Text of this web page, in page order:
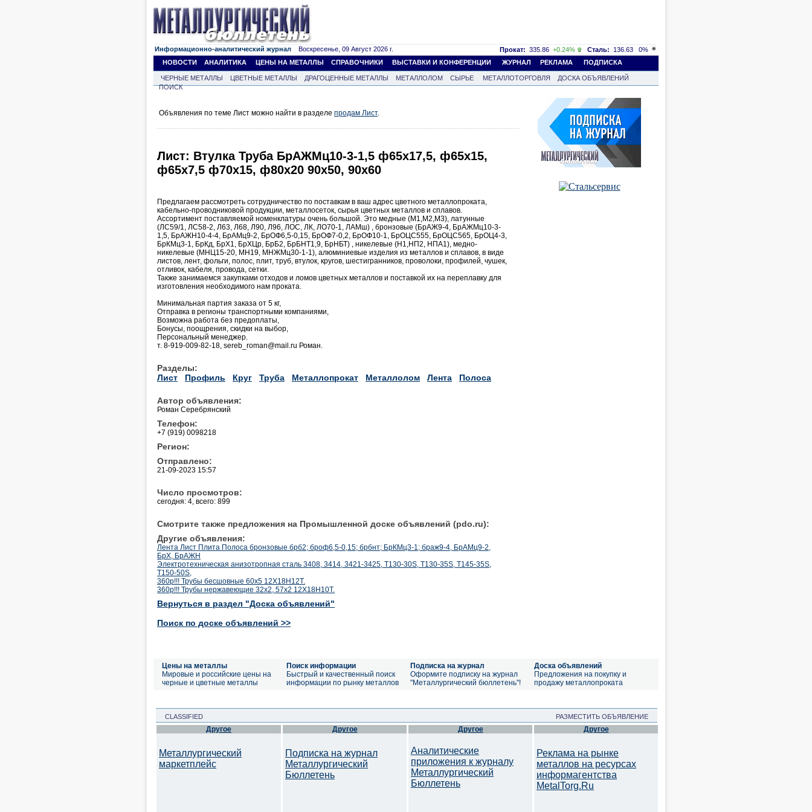
Информационно-аналитический журнал Воскресенье, 09 Август 2026 г. Прокат: 335.86 +0.24% Сталь: 136.63
0%
НОВОСТИ
АНАЛИТИКА ЦЕНЫ НА МЕТАЛЛЫ СПРАВОЧНИКИ ВЫСТАВКИ И КОНФЕРЕНЦИИ ЖУРНАЛ РЕКЛАМА ПОДПИСКА
ЧЕРНЫЕ МЕТАЛЛЫ ЦВЕТНЫЕ МЕТАЛЛЫ ДРАГОЦЕННЫЕ МЕТАЛЛЫ МЕТАЛЛОЛОМ СЫРЬЕ МЕТАЛЛОТОРГОВЛЯ
ДОСКА ОБЪЯВЛЕНИЙ
ПОИСК
Объявления по теме Лист можно найти в разделе продам Лист.
Лист: Втулка Труба БрАЖМц10-3-1,5 ф65х17,5, ф65х15,
ф65х7,5 ф70х15, ф80х20 90х50, 90х60
Предлагаем рассмотреть сотрудничество по поставкам в ваш адрес цветного металлопроката,
кабельно-проводниковой продукции, металлосеток, сырья цветных металлов и сплавов.
Ассортимент поставляемой номенклатуры очень большой. Это медные (М1,М2,М3), латунные
(ЛС59/1, ЛС58-2, Л63, Л68, Л90, Л96, ЛОС, ЛК, ЛО70-1, ЛАМш) , бронзовые (БрАЖ9-4, БрАЖМц10-3-
1,5, БрАЖН10-4-4, БрАМц9-2, БрОФ6,5-0,15, БрОФ7-0,2, БрОФ10-1, БрОЦС555, БрОЦС565, БрОЦ4-3,
БрКМц3-1, БрКд, БрХ1, БрХЦр, БрБ2, БрБНТ1,9, БрНБТ) , никелевые (Н1,НП2, НПА1), медно-
никелевые (МНЦ15-20, МН19, МНЖМц30-1-1), алюминиевые изделия из металлов и сплавов, в виде
листов, лент, фольги, полос, плит, труб, втулок, кругов, шестигранников, проволоки, профилей, чушек,
отливок, кабеля, провода, сетки.
Также занимаемся закупками отходов и ломов цветных металлов и поставкой их на переплавку для
изготовления необходимого нам проката.
Минимальная партия заказа от 5 кг,
Отправка в регионы транспортными компаниями,
Возможна работа без предоплаты,
Бонусы, поощрения, скидки на выбор,
Персональный менеджер.
т. 8-919-009-82-18, sereb_roman@mail.ru Роман.
Разделы:
Лист
Профиль Круг Труба Металлопрокат Металлолом Лента Полоса
Автор объявления:
Роман Серебрянский
Телефон:
+7 (919) 0098218
Регион:
Отправлено:
21-09-2023 15:57
Число просмотров:
сегодня: 4, всего: 899
Смотрите также предложения на Промышленной доске объявлений (pdo.ru):
Другие объявления:
Лента Лист Плита Полоса бронзовые брб2; броф6,5-0,15; брбнт; БрКМц3-1; браж9-4, БрАМц9-2,
БрХ, БрАЖН
Электротехническая анизотропная сталь 3408, 3414, 3421-3425, T130-30S, T130-35S, T145-35S,
T150-50S,
360р!!! Трубы бесшовные 60х5 12Х18Н12Т.
360р!!! Трубы нержавеющие 32х2, 57х2 12Х18Н10Т.
Вернуться в раздел "Доска объявлений"
Поиск по доске объявлений >>
Цены на металлы
Мировые и российские цены на
черные и цветные металлы
Поиск информации
Быстрый и качественный поиск
информации по рынку металлов
Подписка на журнал
Оформите подписку на журнал
"Металлургический бюллетень"!
Доска объявлений
Предложения на покупку и
продажу металлопроката
CLASSIFIED РАЗМЕСТИТЬ ОБЪЯВЛЕНИЕ
Другое
Металлургический
маркетплейс
Другое
Подписка на журнал
Металлургический
Бюллетень
Другое
Аналитические
приложения к журналу
Металлургический
Бюллетень
Другое
Реклама на рынке
металлов на ресурсах
информагентства
MetalTorg.Ru